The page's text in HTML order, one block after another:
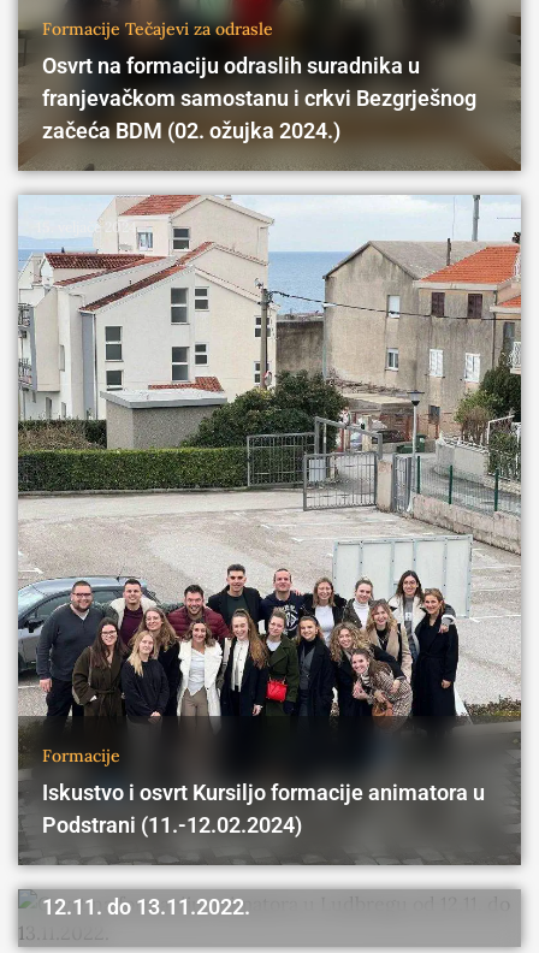
Formacije Tečajevi za odrasle
Osvrt na formaciju odraslih suradnika u
franjevačkom samostanu i crkvi Bezgrješnog
začeća BDM (02. ožujka 2024.)
15. veljače 2024.
Formacije
Iskustvo i osvrt Kursiljo formacije animatora u
Podstrani (11.-12.02.2024)
Formacije
Osvrt na formaciju animatora u Ludbregu od
12.11. do 13.11.2022.